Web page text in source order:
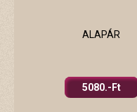
ALAPÁR
5080.-Ft